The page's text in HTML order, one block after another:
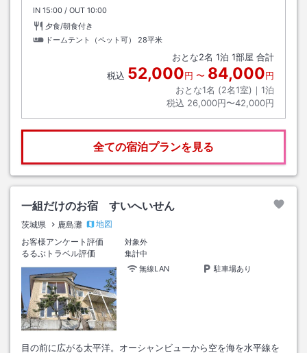
IN チェックイン
15:00 / OUT チェックアウト
10:00
夕食/朝食付き
ドームテント（ペット可）
28平米
おとな2名 1泊 1部屋 合計
税込 52,000円 〜 84,000円
おとな1名 (2名1室)｜ 1泊
税込 26,000円〜42,000円
全ての宿泊プランを見る
一組だけのお宿 すいへいせん
茨城県 鹿島灘
地図
お客様アンケート評価
対象外
るるぶトラベル評価
集計中
無線LAN
駐車場あり
目の前に広がる太平洋。オーシャンビューから空を海を水平線を